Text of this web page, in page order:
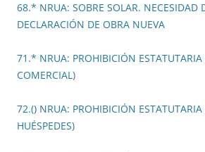
68.* NRUA: SOBRE SOLAR. NECESIDAD
DECLARACIÓN DE OBRA NUEVA
71.* NRUA: PROHIBICIÓN ESTATUTARIA
COMERCIAL)
72.() NRUA: PROHIBICIÓN
HUÉSPEDES)